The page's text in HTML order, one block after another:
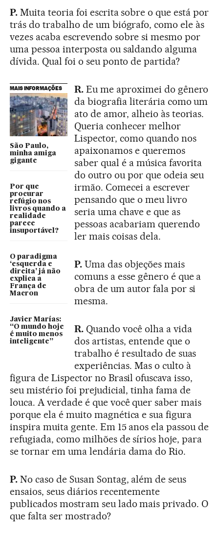
P.Muita teoria foi escrita sobre o que está por
trás do trabalho de um biógrafo, como ele às
vezes acaba escrevendo sobre si mesmo por
uma pessoa interposta ou saldando alguma
dívida. Qual foi o seu ponto de partida?
MAIS INFORMAÇÕES
São Paulo,
minha amiga
gigante
Por que
procurar
refúgio nos
livros quando a
realidade
parece
insuportável?
O paradigma
‘esquerda e
direita’ já não
explica a
França de
Macron
Javier Marías:
“O mundo hoje
é muito menos
inteligente”
R.Eu me aproximei do gênero
da biografia literária como um
ato de amor, alheio às teorias.
Queria conhecer melhor
Lispector, como quando nos
apaixonamos e queremos
saber qual é a música favorita
do outro ou por que odeia seu
irmão. Comecei a escrever
pensando que o meu livro
seria uma chave e que as
pessoas acabariam querendo
ler mais coisas dela.
P.Uma das objeções mais
comuns a esse gênero é que a
obra de um autor fala por si
mesma.
R.Quando você olha a vida
dos artistas, entende que o
trabalho é resultado de suas
experiências. Mas o culto à
figura de Lispector no Brasil ofuscava isso,
seu mistério foi prejudicial, tinha fama de
louca. A verdade é que você quer saber mais
porque ela é muito magnética e sua figura
inspira muita gente. Em 15 anos ela passou de
refugiada, como milhões de sírios hoje, para
se tornar em uma lendária dama do Rio.
P.No caso de Susan Sontag, além de seus
ensaios, seus diários recentemente
publicados mostram seu lado mais privado. O
que falta ser mostrado?